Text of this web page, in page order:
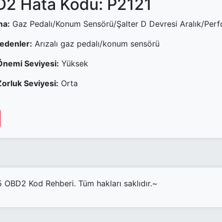
Hata Kodu: P2121
Gaz Pedalı/Konum Sensörü/Şalter D Devresi Aralık/
Arızalı gaz pedalı/konum sensörü
Seviyesi: Yüksek
Seviyesi: Orta
Kod Rehberi. Tüm hakları saklıdır.~